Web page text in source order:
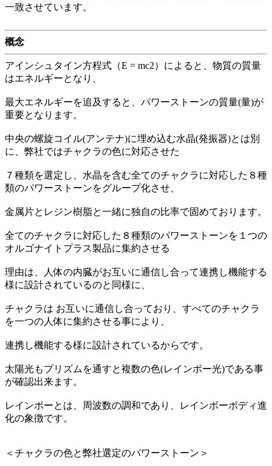
一致させています。
概念
アインシュタイン方程式（E = mc2）によると、物質の質量
はエネルギーとなり、
最大エネルギーを追及すると、パワーストーンの質量(量)が
重要となります。
中央の螺旋コイル(アンテナ)に埋め込む水晶(発振器)とは別
に、弊社ではチャクラの色に対応させた
７種類を選定し、水晶を含む全てのチャクラに対応した８種
類のパワーストーンをグループ化させ、
金属片とレジン樹脂と一緒に独自の比率で固めております。
全てのチャクラに対応した８種類のパワーストーンを１つの
オルゴナイトプラス製品に集約させる
理由は、人体の内臓がお互いに通信し合って連携し機能する
様に設計されているのと同様に、
チャクラは お互いに通信し合っており、すべてのチャクラ
を一つの人体に集約させる事により、
連携し機能する様に設計されているからです。
太陽光もプリズムを通すと複数の色(レインボー光)である事
が確認出来ます。
レインボーとは、周波数の調和であり、レインボーボディ進
化の象徴です。
＜チャクラの色と弊社選定のパワーストーン＞